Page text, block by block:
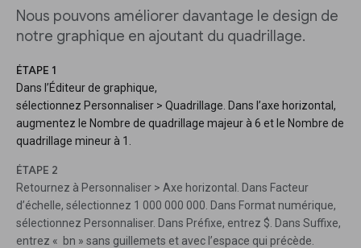
Nous pouvons améliorer davantage le design de
notre graphique en ajoutant du quadrillage.
ÉTAPE 1
Dans l’Éditeur de graphique,
sélectionnez Personnaliser > Quadrillage. Dans l’axe horizontal,
augmentez le Nombre de quadrillage majeur à 6 et le Nombre de
quadrillage mineur à 1.
ÉTAPE 2
Retournez à Personnaliser > Axe horizontal. Dans Facteur
d’échelle, sélectionnez 1 000 000 000. Dans Format numérique,
sélectionnez Personnaliser. Dans Préfixe, entrez $. Dans Suffixe,
entrez « bn » sans guillemets et avec l’espace qui précède.